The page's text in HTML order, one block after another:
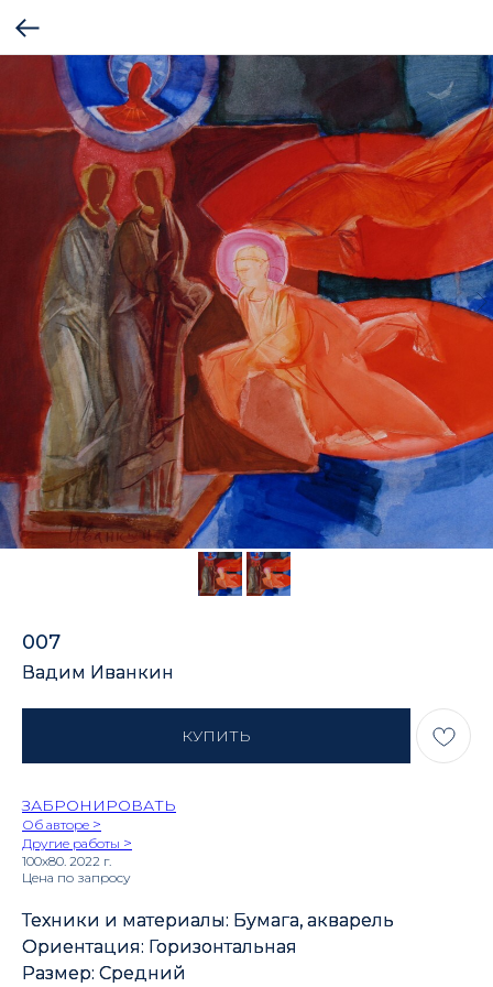
007
Вадим Иванкин
КУПИТЬ
ЗАБРОНИРОВАТЬ
Об авторе >
Другие работы >
100х80. 2022 г.
Цена по запросу
Техники и материалы: Бумага, акварель
Ориентация: Горизонтальная
Размер: Средний